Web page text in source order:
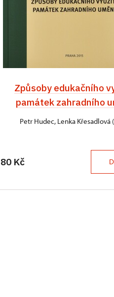
Způsoby edukačního
památek zahradního
Petr Hudec, Lenka Křesadlová
80 Kč